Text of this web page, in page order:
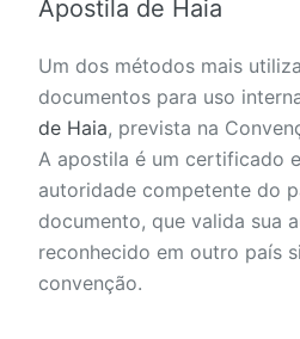
Apostila de Haia
Um dos métodos mais
documentos para uso
de Haia, prevista na
A apostila é um certificado
autoridade competente do
documento, que valida sua
reconhecido em outro país
convenção.